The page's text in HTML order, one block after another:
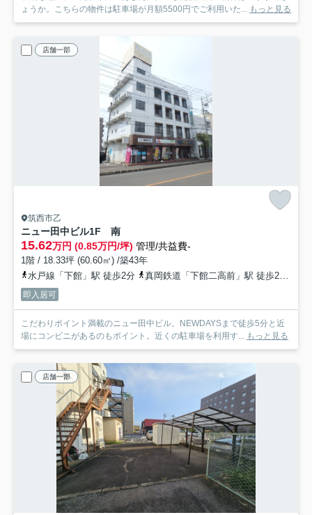
ょうか。こちらの物件は駐車場が月額5500円でご利用いた... もっと見る
店舗一部
筑西市乙
ニュー田中ビル1F 南
15.62万円 (0.85万円/坪) 管理/共益費-
1階 / 18.33坪 (60.60㎡) /築43年
水戸線「下館」駅 徒歩2分
真岡鉄道「下館二高前」駅 徒歩29分
即入居可
こだわりポイント満載のニュー田中ビル。NEWDAYSまで徒歩5分と近
場にコンビニがあるのもポイント。近くの駐車場を利用す... もっと見る
店舗一部